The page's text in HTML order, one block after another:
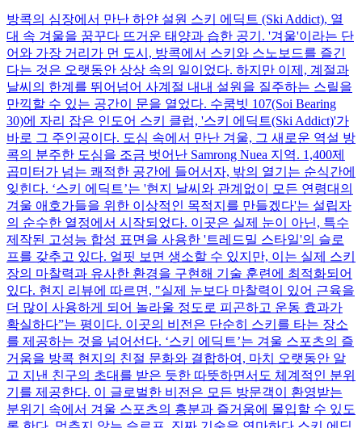
방콕의 심장에서 만난 하얀 설원 스키 에딕트 (Ski Addict), 열
대 속 겨울을 꿈꾸다 뜨거운 태양과 습한 공기. '겨울'이라는 단
어와 가장 거리가 먼 도시, 방콕에서 스키와 스노보드를 즐긴
다는 것은 오랫동안 상상 속의 일이었다. 하지만 이제, 계절과
날씨의 한계를 뛰어넘어 사계절 내내 설원을 질주하는 스릴을
만끽할 수 있는 공간이 문을 열었다. 수쿰빗 107(Soi Bearing
30)에 자리 잡은 인도어 스키 클럽, '스키 에딕트(Ski Addict)'가
바로 그 주인공이다. 도심 속에서 만난 겨울, 그 새로운 역설 방
콕의 분주한 도심을 조금 벗어난 Samrong Nuea 지역. 1,400제
곱미터가 넘는 쾌적한 공간에 들어서자, 밖의 열기는 순식간에
잊힌다. ‘스키 에딕트’는 '현지 날씨와 관계없이 모든 연령대의
겨울 애호가들을 위한 이상적인 목적지를 만들겠다'는 설립자
의 순수한 열정에서 시작되었다. 이곳은 실제 눈이 아닌, 특수
제작된 고성능 합성 표면을 사용한 '트레드밀 스타일'의 슬로
프를 갖추고 있다. 얼핏 보면 생소할 수 있지만, 이는 실제 스키
장의 마찰력과 유사한 환경을 구현해 기술 훈련에 최적화되어
있다. 현지 리뷰에 따르면, "실제 눈보다 마찰력이 있어 근육을
더 많이 사용하게 되어 놀라울 정도로 피곤하고 운동 효과가
확실하다”는 평이다. 이곳의 비전은 단순히 스키를 타는 장소
를 제공하는 것을 넘어선다. ‘스키 에딕트’는 겨울 스포츠의 즐
거움을 방콕 현지의 친절 문화와 결합하여, 마치 오랫동안 알
고 지낸 친구의 초대를 받은 듯한 따뜻하면서도 체계적인 분위
기를 제공한다. 이 글로벌한 비전은 모든 방문객이 환영받는
분위기 속에서 겨울 스포츠의 흥분과 즐거움에 몰입할 수 있도